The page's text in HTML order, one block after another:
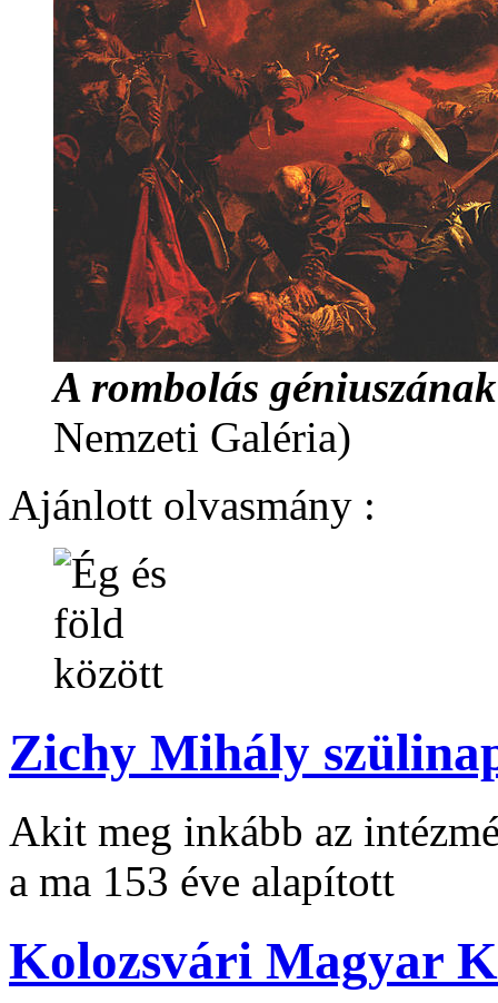
A rombolás
Nemzeti Galéria)
Ajánlott olvasmány :
Zichy Mihály
Akit meg inkább az
a ma 153 éve alapított
Kolozsvári Magyar